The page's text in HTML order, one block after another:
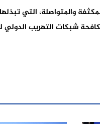
والمتواصلة، التي
شبكات التهريب الدولي